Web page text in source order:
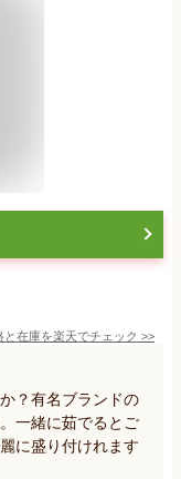
と在庫を楽天でチェック >>
？有名ブランドの
一緒に茹でるとご
に盛り付けれます